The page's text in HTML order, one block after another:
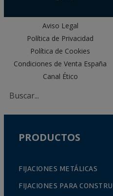
Aviso Legal
Política de Privacidad
Política de Cookies
Condiciones de Venta España
Canal Ético
PRODUCTOS
FIJACIONES METÁLICAS
FIJACIONES PARA